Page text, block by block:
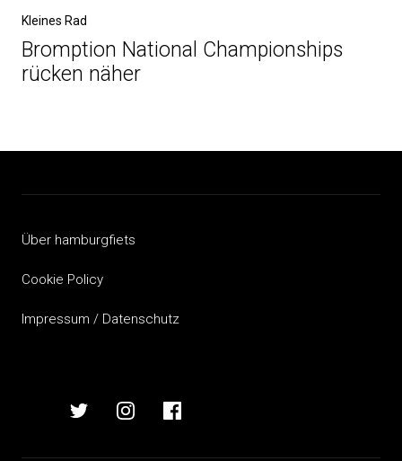
Nächster
Beitrag
Kleines Rad
Bromption National Championships
rücken näher
Über hamburgfiets
Cookie Policy
Impressum / Datenschutz
hamburgfietshamburgfiets
auf
hamburgfiets
auf
hamburgfiets
auf